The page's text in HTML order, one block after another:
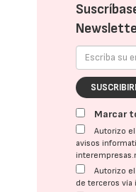
Marcar
Autorizo
avisos
Autorizo
de terceros